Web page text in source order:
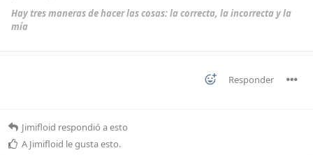
Hay tres maneras de hacer las cosas: la correcta, la incorrecta y la
mía
Responder
Jimifloid respondió a esto
A Jimifloid le gusta esto.